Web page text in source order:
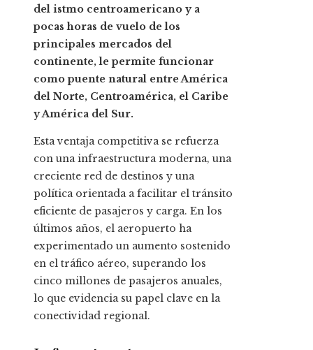
del istmo centroamericano y a
pocas horas de vuelo de los
principales mercados del
continente, le permite funcionar
como puente natural entre América
del Norte, Centroamérica, el Caribe
y América del Sur.
Esta ventaja competitiva se refuerza
con una infraestructura moderna, una
creciente red de destinos y una
política orientada a facilitar el tránsito
eficiente de pasajeros y carga. En los
últimos años, el aeropuerto ha
experimentado un aumento sostenido
en el tráfico aéreo, superando los
cinco millones de pasajeros anuales,
lo que evidencia su papel clave en la
conectividad regional.